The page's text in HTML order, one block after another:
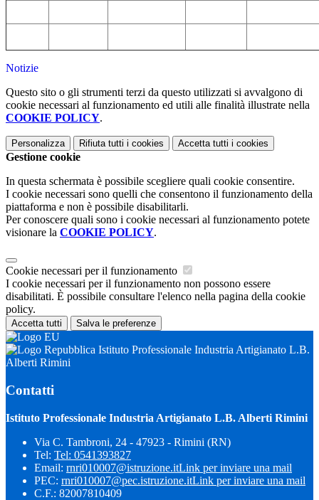
Notizie
Questo sito o gli strumenti terzi da questo utilizzati si avvalgono di
cookie necessari al funzionamento ed utili alle finalità illustrate nella
COOKIE POLICY.
Personalizza Rifiuta tutti i cookies Accetta tutti i cookies
Gestione cookie
In questa schermata è possibile scegliere quali cookie consentire.
I cookie necessari sono quelli che consentono il funzionamento della
piattaforma e non è possibile disabilitarli.
Per conoscere quali sono i cookie necessari al funzionamento potete
visionare la COOKIE POLICY.
Cookie necessari per il funzionamento
I cookie necessari per il funzionamento non possono essere
disabilitati. È possibile consultare l'elenco nella pagina della cookie
policy.
Accetta tutti Salva le preferenze
Istituto Professionale Industria Artigianato L.B.
Alberti Rimini
Contatti
Istituto Professionale Industria Artigianato L.B. Alberti Rimini
Via C. Tambroni, 24 - 47923 - Rimini (RN)
Tel: Tel: 0541393827
Email: rnri010007@istruzione.itLink per inviare una mail
PEC: rnri010007@pec.istruzione.itLink per inviare una mail
C.F.: 82007810409